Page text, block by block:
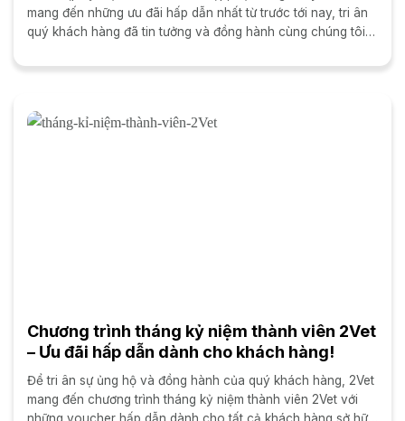
mang đến những ưu đãi hấp dẫn nhất từ trước tới nay, tri ân
quý khách hàng đã tin tưởng và đồng hành cùng chúng tôi
Chương trình tháng kỷ niệm thành viên 2Vet
– Ưu đãi hấp dẫn dành cho khách hàng!
Để tri ân sự ủng hộ và đồng hành của quý khách hàng, 2Vet
mang đến chương trình tháng kỷ niệm thành viên 2Vet với
những voucher hấp dẫn dành cho tất cả khách hàng sở hữu